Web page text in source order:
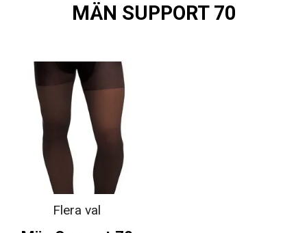
MÄN SUPPORT 70
Flera val